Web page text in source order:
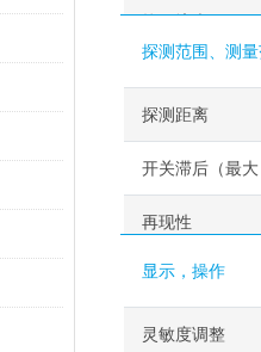
抗环境光
探测范围、测
探测距离
开关滞后（最
再现性
显示，操作
灵敏度调整